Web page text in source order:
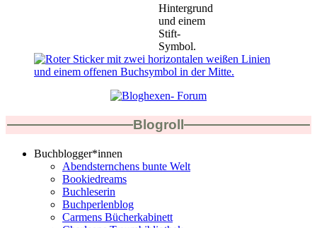
Blogroll
Buchblogger*innen
Abendsternchens bunte Welt
Bookiedreams
Buchleserin
Buchperlenblog
Carmens Bücherkabinett